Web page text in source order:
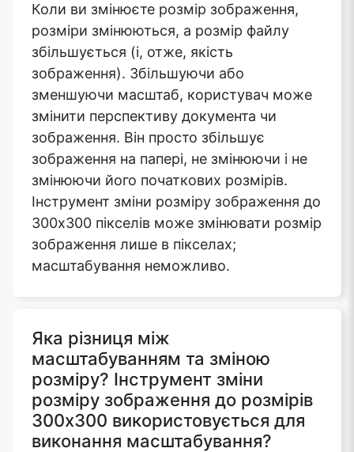
Коли ви змінюєте розмір зображення,
розміри змінюються, а розмір файлу
збільшується (і, отже, якість
зображення). Збільшуючи або
зменшуючи масштаб, користувач може
змінити перспективу документа чи
зображення. Він просто збільшує
зображення на папері, не змінюючи і не
змінюючи його початкових розмірів.
Інструмент зміни розміру зображення до
300x300 пікселів може змінювати розмір
зображення лише в пікселах;
масштабування неможливо.
Яка різниця між
масштабуванням та зміною
розміру? Інструмент зміни
розміру зображення до розмірів
300x300 використовується для
виконання масштабування?